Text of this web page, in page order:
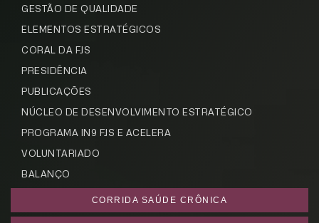
GESTÃO DE QUALIDADE
ELEMENTOS ESTRATÉGICOS
CORAL DA FJS
PRESIDÊNCIA
PUBLICAÇÕES
NÚCLEO DE DESENVOLVIMENTO ESTRATÉGICO
PROGRAMA IN9 FJS E ACELERA
VOLUNTARIADO
BALANÇO
CORRIDA SAÚDE CRÔNICA